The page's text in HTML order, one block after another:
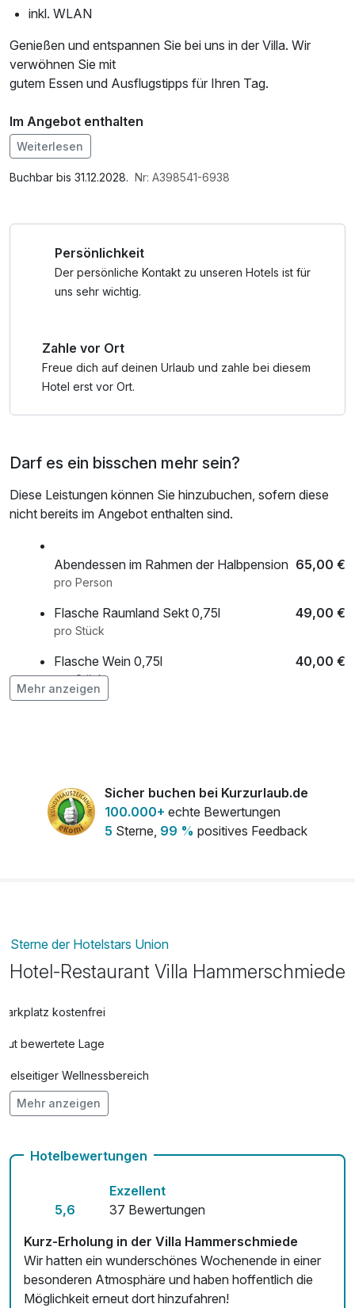
inkl. WLAN
Genießen und entspannen Sie bei uns in der Villa. Wir
verwöhnen Sie mit
gutem Essen und Ausflugstipps für Ihren Tag.
Im Angebot enthalten
1 Flasche Mineralwasser, Saunabenutzung, Saunatuch,
Parkplatz, W-LAN Nutzung / Internetnutzung,
Tageszeitung
Weiterlesen
Buchbar bis 31.12.2028. Nr: A398541-6938
Persönlichkeit
Der persönliche Kontakt zu unseren Hotels ist für
uns sehr wichtig.
Zahle vor Ort
Freue dich auf deinen Urlaub und zahle bei diesem
Hotel erst vor Ort.
Darf es ein bisschen mehr sein?
Diese Leistungen können Sie hinzubuchen, sofern diese
nicht bereits im Angebot enthalten sind.
Abendessen im Rahmen der Halbpension 65,00 €
pro Person
Flasche Raumland Sekt 0,75l 49,00 €
pro Stück
Flasche Wein 0,75l 40,00 €
pro Stück
pro Person
Ganzkörpermassage 85,00 €
Mehr anzeigen
Sicher buchen bei Kurzurlaub.de
100.000+ echte Bewertungen
5 Sterne, 99 % positives Feedback
Sterne der Hotelstars Union
Hotel-Restaurant Villa Hammerschmiede
Parkplatz kostenfrei
Gut bewertete Lage
Vielseitiger Wellnessbereich
Hunde im Hotel erlaubt für 20,00 € pro Stück / Tag
E-Bike-Verleih 15,00 € pro Stück / Tag
Kostenloses W-LAN
Zimmerservice verfügbar
Mehr anzeigen
Hotelbewertungen
5,6
Exzellent
37 Bewertungen
Kurz-Erholung in der Villa Hammerschmiede
Wir hatten ein wunderschönes Wochenende in einer
besonderen Atmosphäre und haben hoffentlich die
Möglichkeit erneut dort hinzufahren!